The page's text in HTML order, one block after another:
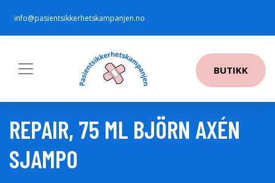
info@pasientsikkerhetskampanjen.no
BUTIKK
REPAIR, 75 ML BJÖRN AXÉN
SJAMPO